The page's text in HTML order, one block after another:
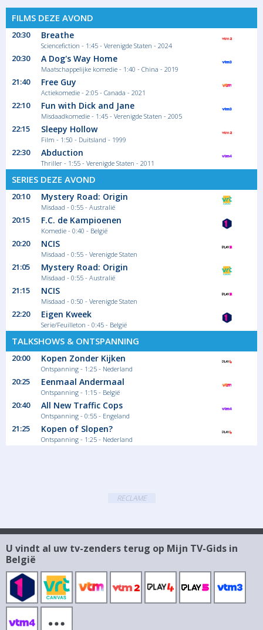
FILMS DEZE AVOND
20:30 Breathe
Sciencefiction - 1:45 - Verenigde Staten - 2024
20:30 A Dog's Way Home
Maatschappelijke komedie - 1:40 - China - 2019
21:40 Free Guy
Actiekomedie - 2:05 - Canada - 2021
22:10 Fun with Dick and Jane
Misdaadkomedie - 1:45 - Verenigde Staten - 2005
22:15 Sleepy Hollow
Film - 1:50 - Duitsland - 1999
22:30 Abduction
Thriller - 1:55 - Verenigde Staten - 2011
SERIES DEZE AVOND
20:10 Mystery Road: Origin
Misdaad - 0:55 - Australië
20:15 F.C. de Kampioenen
Komedie - 0:40 - België
20:20 NCIS
Misdaad - 0:55 - Verenigde Staten
21:05 Mystery Road: Origin
Misdaad - 0:55 - Australië
21:15 NCIS
Misdaad - 0:50 - Verenigde Staten
22:20 Eigen Kweek
Serie/Feuilleton - 0:45 - België
TALKSHOWS & ONTSPANNING
20:00 Kopen Zonder Kijken
Ontspanning - 1:25 - Nederland
20:25 Eenmaal Andermaal
Ontspanning - 1:15 - België
20:40 All New Traffic Cops
Ontspanning - 0:55 - Engeland
21:25 Kopen of Slopen?
Ontspanning - 1:25 - Nederland
RECLAME
U vindt al uw tv-zenders terug op Mijn TV-Gids in
België